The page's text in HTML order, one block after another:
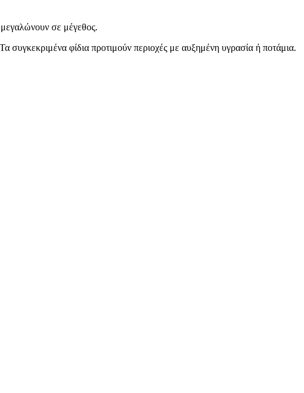
μεγαλώνουν σε μέγεθος.
συγκεκριμένα φίδια προτιμούν περιοχές με αυξημένη υγρασία ή ποτάμια.